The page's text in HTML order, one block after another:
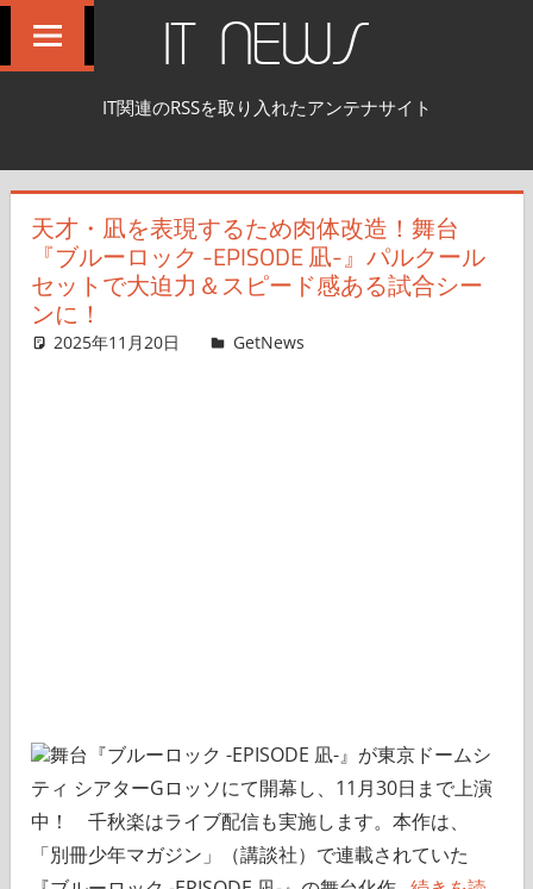
へ
IT NEWS
IT関連のRSSを取り入れたアンテナサイト
天才・凪を表現するため肉体改造！舞台
『ブルーロック -EPISODE 凪-』パルクール
セットで大迫力＆スピード感ある試合シー
ンに！
2025年11月20日 non
GetNews
舞台『ブルーロック -EPISODE 凪-』が東京ドームシ
ティ シアターGロッソにて開幕し、11月30日まで上演
中！ 千秋楽はライブ配信も実施します。本作は、
「別冊少年マガジン」（講談社）で連載されていた